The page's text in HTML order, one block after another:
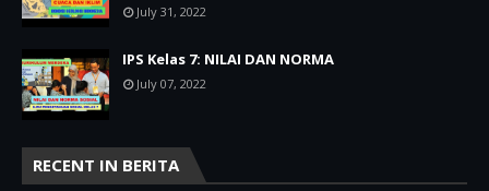
July 31, 2022
IPS Kelas 7: NILAI DAN NORMA
July 07, 2022
RECENT IN BERITA